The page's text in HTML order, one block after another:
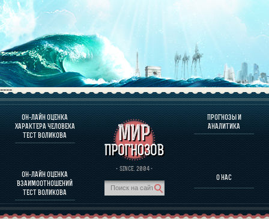
----
ОН-ЛАЙН ОЦЕНКА
ХАРАКТЕРА ЧЕЛОВЕКА
ТЕСТ ВОЛИКОВА
ОН-ЛАЙН ОЦЕНКА
ВЗАИМООТНОШЕНИЙ
ТЕСТ ВОЛИКОВА
· SINCE. 2004 ·
ПРОГНОЗЫ И
АНАЛИТИКА
О НАС
О ПРОГРАММЕ
ОЦЕНКА ХАРАКТЕРA ЧЕЛОВЕКА
ОЦЕНКА ХАРАКТЕРА ВЫДАЮЩИХСЯ ЛИЧНОСТЕЙ
О ПРОГРАММЕ
ПРОГНОЗЫ И АНАЛИТИКА